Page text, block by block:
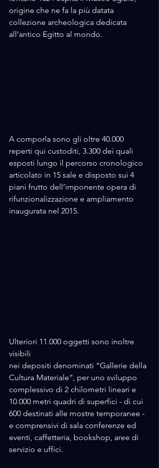
origine che ne fa la più datata
collezione archeologica dedicata
all’antico Egitto al mondo.
A comporla sono gli oltre 40.000
reperti qui custoditi, 3.300 dei quali
esposti lungo il percorso cronologico
articolato in 15 sale e disposto sui 4
piani frutto dell’imponente opera di
rifunzionalizzazione e ampliamento
inaugurata nel 2015.
Ulteriori 11.000 oggetti sono inoltre
visibili
nei depositi denominati “Gallerie della
Cultura Materiale”, per uno sviluppo
complessivo di 2 chilometri lineari e
10.000 metri quadri di superfici - di cui
600 destinati alle mostre temporanee -
e comprensivi di sala conferenze ed
eventi, caffetteria, bookshop, aree di
servizio e uffici.